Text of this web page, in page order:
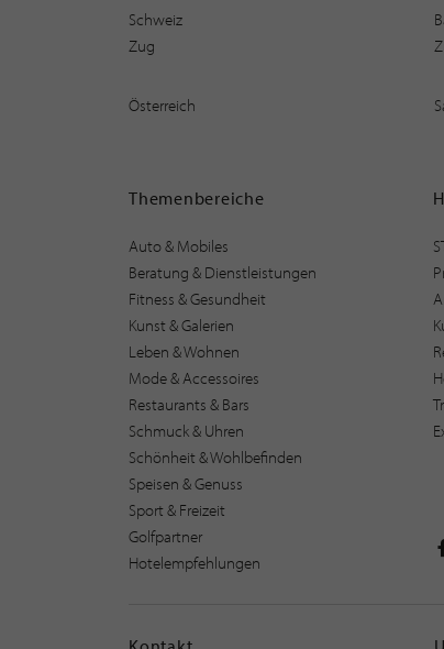
Schweiz
Zug
Österreich
Themenbereiche
Auto & Mobiles
Beratung & Dienstleistungen
Fitness & Gesundheit
Kunst & Galerien
Leben & Wohnen
Mode & Accessoires
Restaurants & Bars
Schmuck & Uhren
Schönheit & Wohlbefinden
Speisen & Genuss
Sport & Freizeit
Golfpartner
Hotelempfehlungen